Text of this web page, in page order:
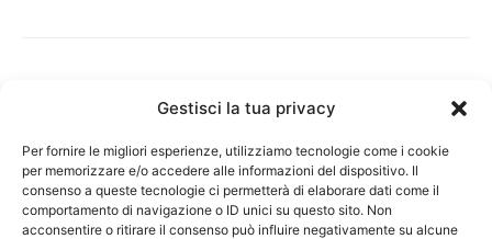
Gestisci la tua privacy
Per fornire le migliori esperienze, utilizziamo tecnologie come i cookie
per memorizzare e/o accedere alle informazioni del dispositivo. Il
consenso a queste tecnologie ci permetterà di elaborare dati come il
comportamento di navigazione o ID unici su questo sito. Non
acconsentire o ritirare il consenso può influire negativamente su alcune
ARTICOLI CORRELATI ALTRO DALL'AUTORE
Sacchetti di tessuto per impreziosire i
tuoi regali